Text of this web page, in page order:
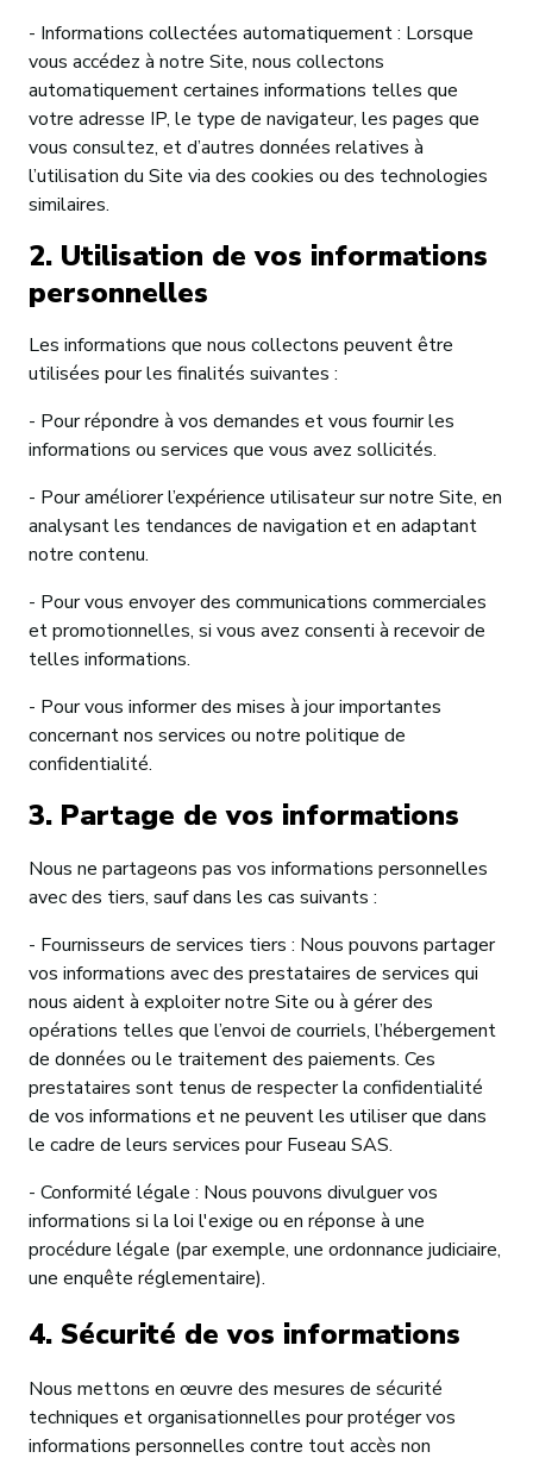
- Informations collectées automatiquement : Lorsque
vous accédez à notre Site, nous collectons
automatiquement certaines informations telles que
votre adresse IP, le type de navigateur, les pages que
vous consultez, et d’autres données relatives à
l’utilisation du Site via des cookies ou des technologies
similaires.
2. Utilisation de vos informations
personnelles
Les informations que nous collectons peuvent être
utilisées pour les finalités suivantes :
- Pour répondre à vos demandes et vous fournir les
informations ou services que vous avez sollicités.
- Pour améliorer l’expérience utilisateur sur notre Site, en
analysant les tendances de navigation et en adaptant
notre contenu.
- Pour vous envoyer des communications commerciales
et promotionnelles, si vous avez consenti à recevoir de
telles informations.
- Pour vous informer des mises à jour importantes
concernant nos services ou notre politique de
confidentialité.
3. Partage de vos informations
Nous ne partageons pas vos informations personnelles
avec des tiers, sauf dans les cas suivants :
- Fournisseurs de services tiers : Nous pouvons partager
vos informations avec des prestataires de services qui
nous aident à exploiter notre Site ou à gérer des
opérations telles que l’envoi de courriels, l’hébergement
de données ou le traitement des paiements. Ces
prestataires sont tenus de respecter la confidentialité
de vos informations et ne peuvent les utiliser que dans
le cadre de leurs services pour Fuseau SAS.
- Conformité légale : Nous pouvons divulguer vos
informations si la loi l'exige ou en réponse à une
procédure légale (par exemple, une ordonnance judiciaire,
une enquête réglementaire).
4. Sécurité de vos informations
Nous mettons en œuvre des mesures de sécurité
techniques et organisationnelles pour protéger vos
informations personnelles contre tout accès non